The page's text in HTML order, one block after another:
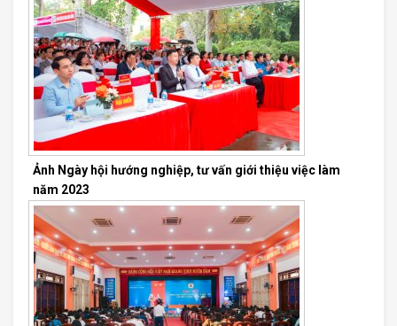
Ảnh Ngày hội hướng nghiệp, tư vấn giới thiệu việc làm
năm 2023